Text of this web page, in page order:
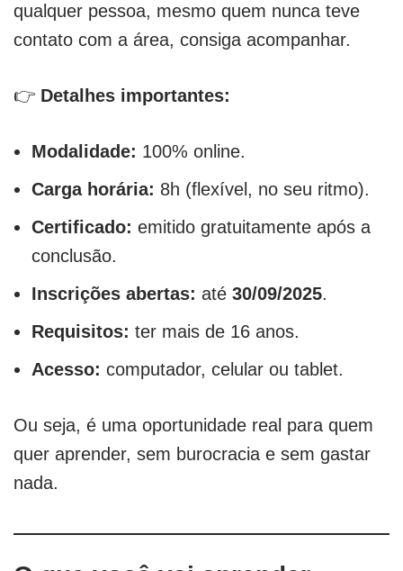
qualquer pessoa, mesmo quem nunca teve
contato com a área, consiga acompanhar.
👉 Detalhes importantes:
Modalidade: 100% online.
Carga horária: 8h (flexível, no seu ritmo).
Certificado: emitido gratuitamente após a
conclusão.
Inscrições abertas: até 30/09/2025.
Requisitos: ter mais de 16 anos.
Acesso: computador, celular ou tablet.
Ou seja, é uma oportunidade real para quem
quer aprender, sem burocracia e sem gastar
nada.